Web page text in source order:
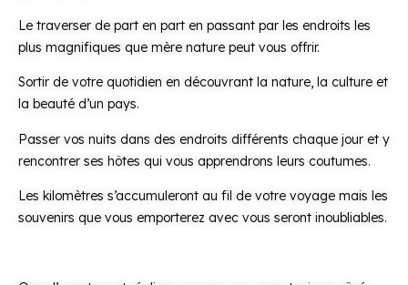
Le traverser de part en part en passant par les endroits les
plus magnifiques que mère nature peut vous offrir.
Sortir de votre quotidien en découvrant la nature, la culture et
la beauté d’un pays.
Passer vos nuits dans des endroits différents chaque jour et y
rencontrer ses hôtes qui vous apprendrons leurs coutumes.
Les kilomètres s’accumuleront au fil de votre voyage mais les
souvenirs que vous emporterez avec vous seront inoubliables.